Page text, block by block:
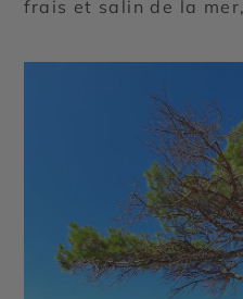
frais et salin de la